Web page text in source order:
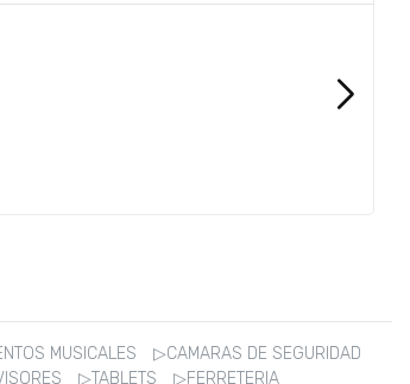
MUSICALES
▷CAMARAS DE SEGURIDAD
▷TABLETS ▷FERRETERIA